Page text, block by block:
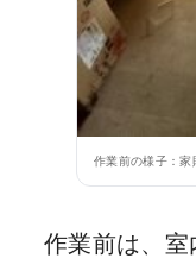
作業前の様子：家
作業前は、室